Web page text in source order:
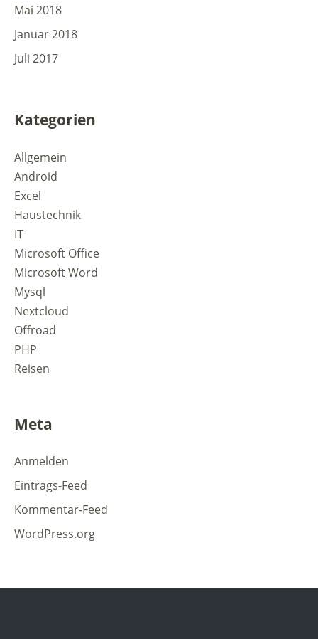
Mai 2018
Januar 2018
Juli 2017
Kategorien
Allgemein
Android
Excel
Haustechnik
IT
Microsoft Office
Microsoft Word
Mysql
Nextcloud
Offroad
PHP
Reisen
Meta
Anmelden
Eintrags-Feed
Kommentar-Feed
WordPress.org